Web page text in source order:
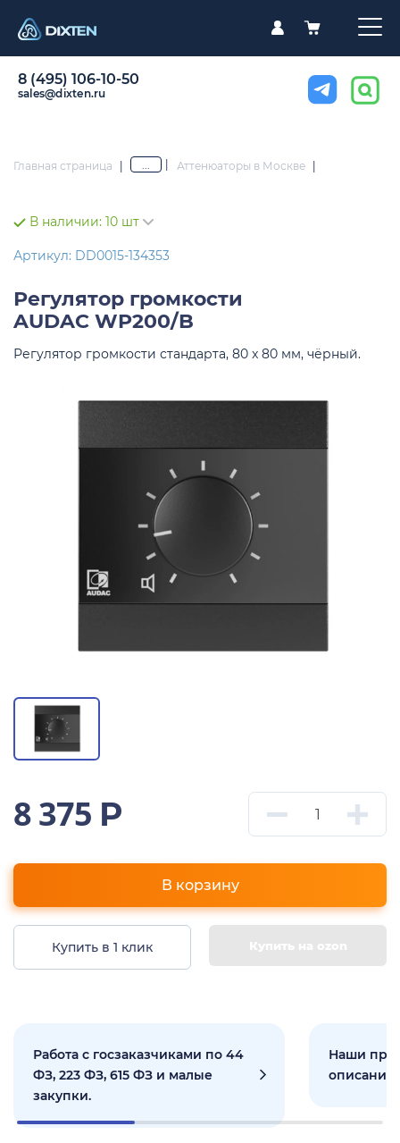
8 (495) 106-10-50
sales@dixten.ru
Главная страница | ... Аттенюаторы в Москве |
В наличии: 10 шт
Артикул: DD0015-134353
Регулятор громкости
AUDAC WP200/B
Регулятор громкости стандарта, 80 x 80 мм, чёрный.
8 375 Р
В корзину
Купить в 1 клик Купить на ozon
Работа с госзаказчиками по 44
ФЗ, 223 ФЗ, 615 ФЗ и малые
закупки.
Наши